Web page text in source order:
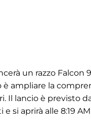
un razzo
ampliare la
Il lancio è previsto
aprirà alle 8:19 AM